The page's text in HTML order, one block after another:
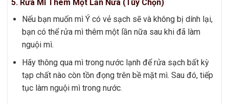
5. Rửa Mì Thêm Một Lần Nữa (Tùy Chọn)
Nếu bạn muốn mì Ý có vẻ sạch sẽ và không bị dính lại,
bạn có thể rửa mì thêm một lần nữa sau khi đã làm
nguội mì.
Hãy thông qua mì trong nước lạnh để rửa sạch bất kỳ
tạp chất nào còn tồn đọng trên bề mặt mì. Sau đó, tiếp
tục làm nguội mì trong nước.